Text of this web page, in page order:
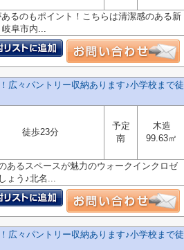
るのもポイント！こちらは清潔感のある新
阜市内...
広々パントリー収納あります♪小学校まで徒
徒歩23分
予定
南
木造
99.63㎡
あるスペースが魅力のウォークインクロゼ
ょう♪北名...
広々パントリー収納あります♪小学校まで徒